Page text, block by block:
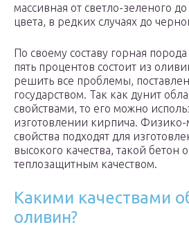
массивная от светло-зеленого
цвета, в редких случаях до
По своему составу горная
пять процентов состоит из
решить все проблемы,
государством. Так как дунит
свойствами, то его можно
изготовлении кирпича. Физико-
свойства подходят для
высокого качества, такой бетон
теплозащитным качеством.
Какими качествами
оливин?